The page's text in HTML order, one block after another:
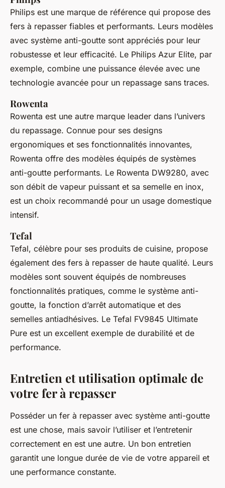
Philips est une marque de référence qui propose des
fers à repasser fiables et performants. Leurs modèles
avec système anti-goutte sont appréciés pour leur
robustesse et leur efficacité. Le Philips Azur Elite, par
exemple, combine une puissance élevée avec une
technologie avancée pour un repassage sans traces.
Rowenta
Rowenta est une autre marque leader dans l’univers
du repassage. Connue pour ses designs
ergonomiques et ses fonctionnalités innovantes,
Rowenta offre des modèles équipés de systèmes
anti-goutte performants. Le Rowenta DW9280, avec
son débit de vapeur puissant et sa semelle en inox,
est un choix recommandé pour un usage domestique
intensif.
Tefal
Tefal, célèbre pour ses produits de cuisine, propose
également des fers à repasser de haute qualité. Leurs
modèles sont souvent équipés de nombreuses
fonctionnalités pratiques, comme le système anti-
goutte, la fonction d’arrêt automatique et des
semelles antiadhésives. Le Tefal FV9845 Ultimate
Pure est un excellent exemple de durabilité et de
performance.
Entretien et utilisation optimale de
votre fer à repasser
Posséder un fer à repasser avec système anti-goutte
est une chose, mais savoir l’utiliser et l’entretenir
correctement en est une autre. Un bon entretien
garantit une longue durée de vie de votre appareil et
une performance constante.